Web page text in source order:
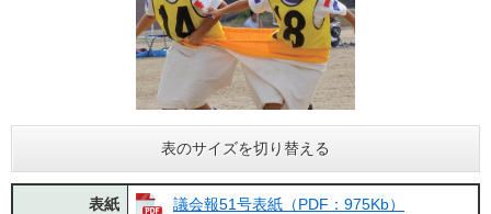
表のサイズを切り替える
表紙 議会報51号表紙（PDF：975Kb）